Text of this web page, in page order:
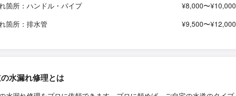
箇所：ハンドル・パイプ
¥8,000〜¥10,000
箇所：排水管
¥9,500〜¥12,000
水漏れ修理とは